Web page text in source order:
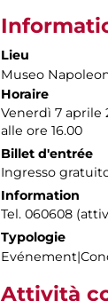
Lieu
Museo
Horaire
Venerdì 7 aprile
alle ore 16.00
Billet d'entrée
Ingresso
Information
Tel. 060608
Typologie
Attività